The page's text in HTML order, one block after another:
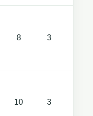
8 3
10 3